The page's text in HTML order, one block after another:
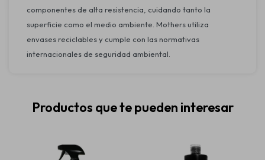
componentes de alta resistencia, cuidando tanto la
superficie como el medio ambiente. Mothers utiliza
envases reciclables y cumple con las normativas
internacionales de seguridad ambiental.
Productos que te pueden interesar